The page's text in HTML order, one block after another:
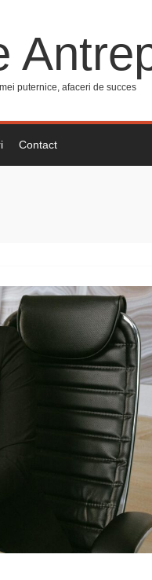
puternice, afaceri de succes
Contact